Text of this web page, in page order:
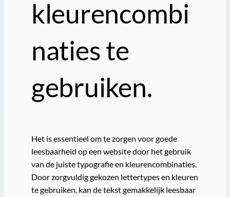
kleurencombi
naties te
gebruiken.
Het is essentieel om te zorgen voor goede
leesbaarheid op een website door het gebruik
van de juiste typografie en kleurencombinaties.
Door zorgvuldig gekozen lettertypes en kleuren
te gebruiken, kan de tekst gemakkelijk leesbaar